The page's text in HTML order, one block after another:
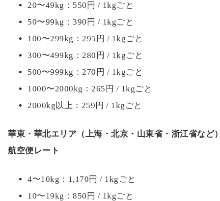
20〜49kg：550円 / 1kgごと
50〜99kg：390円 / 1kgごと
100〜299kg：295円 / 1kgごと
300〜499kg：280円 / 1kgごと
500〜999kg：270円 / 1kgごと
1000〜2000kg：265円 / 1kgごと
2000kg以上：259円 / 1kgごと
華東・華北エリア（上海・北京・山東省・浙江省など
航空便レート
4〜10kg：1,170円 / 1kgごと
10〜19kg：850円 / 1kgごと